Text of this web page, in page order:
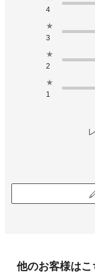
4
★
3
★
2
★
1
他のお客様は